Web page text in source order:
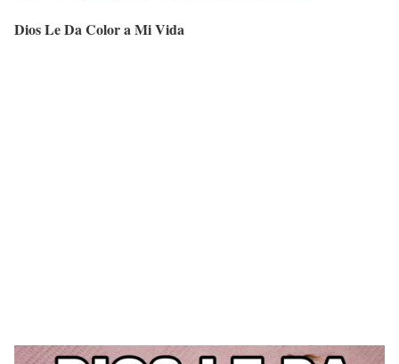
Dios Le Da Color a Mi Vida